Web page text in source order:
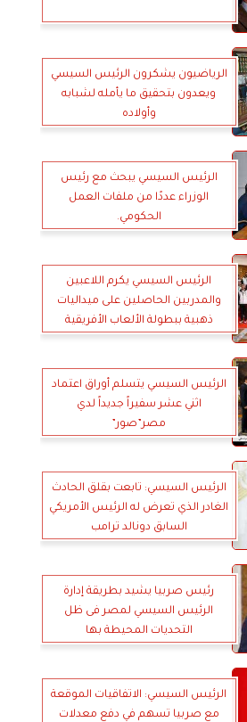
الرياضيون يشكرون الرئيس السيسي
ويعدون بتحقيق ما يأمله لشبابه
وأولاده
الرئيس السيسي يبحث مع رئيس
الوزراء عددًا من ملفات العمل
الحكومي.
الرئيس السيسي يكرم اللاعبين
والمدربين الحاصلين على ميداليات
ذهبية ببطولة الألعاب الأفريقية
الرئيس السيسي يتسلم أوراق اعتماد
اثني عشر سفيراً جديداً لدي
مصر”صور”
الرئيس السيسي: تابعت بقلق الحادث
الغادر الذي تعرض له الرئيس الأمريكي
السابق دونالد ترامب
رئيس صربيا يشيد بطريقة إدارة
الرئيس السيسي لمصر فى ظل
التحديات المحيطة بها
الرئيس السيسي: الاتفاقيات الموقعة
مع صربيا تسهم في دفع معدلات